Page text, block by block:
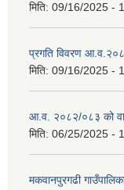
मिति: 09/16/2025 -
प्रगति विवरण
मिति: 09/16/2025 -
आ.व. २०८२/०८३ को
मिति: 06/25/2025 -
मकवानपुरगढी